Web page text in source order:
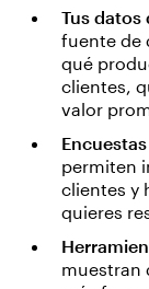
Tus datos
fuente de
qué
clientes,
valor
permiten
clientes y
quieres
muestran